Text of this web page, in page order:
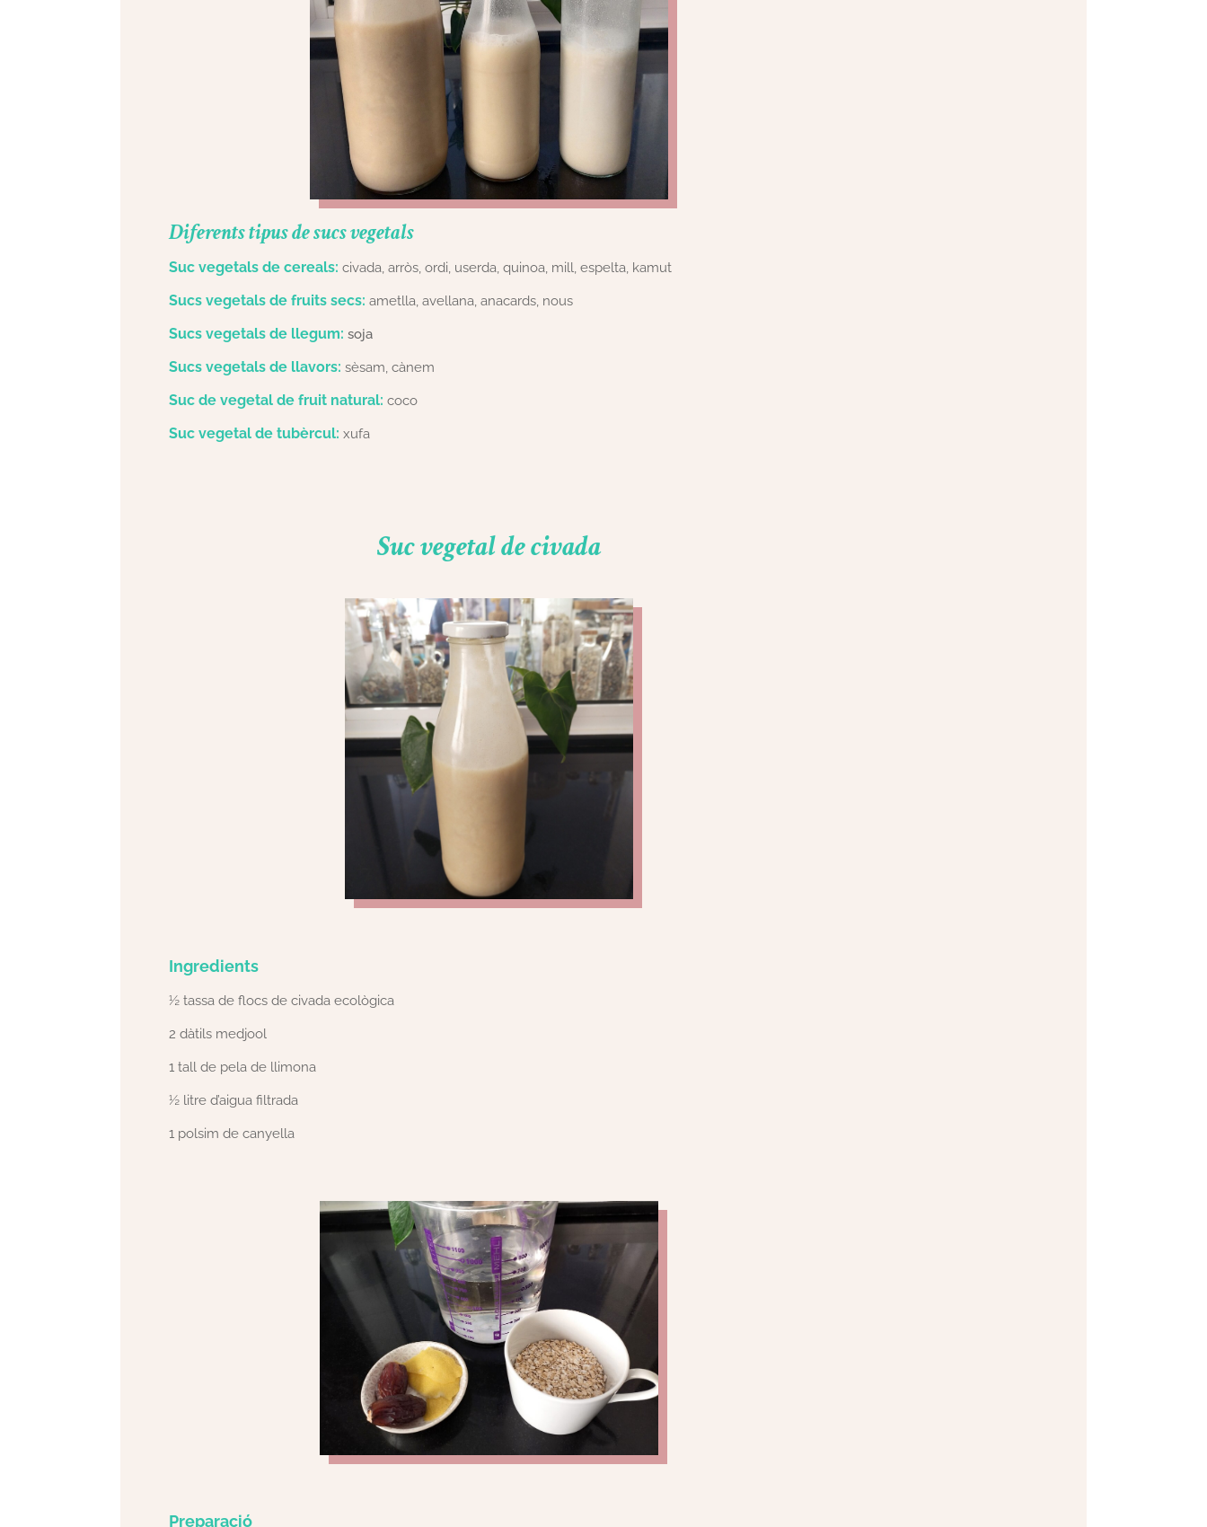
Diferents tipus de sucs vegetals
Suc vegetals de cereals: civada, arròs, ordi, userda, quinoa, mill, espelta, kamut
Sucs vegetals de fruits secs:ametlla, avellana, anacards, nous
Sucs vegetals de llegum: soja
Sucs vegetals de llavors:sèsam, cànem
Suc de vegetal de fruit natural:coco
Suc vegetal de tubèrcul: xufa
Suc vegetal de civada
Ingredients
½ tassa de flocs de civada ecològica
2 dàtils medjool
1 tall de pela de llimona
½ litre d’aigua filtrada
1 polsim de canyella
Preparació